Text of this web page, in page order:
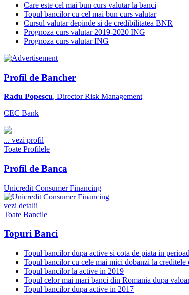
Care este cel mai bun curs valutar la banci
Topul bancilor cu cel mai bun curs valutar
Cursul valutar depinde si de credibilitatea BNR
Prognoza curs valutar 2019-2020 ING
Prognoza curs valutar ING
Profil de Bancher
Radu Popescu, Director Risk Management
CEC Bank
... vezi profil
Toate Profilele
Profil de Banca
Unicredit Consumer Financing
vezi detalii
Toate Bancile
Topuri Banci
Topul bancilor dupa active si cota de piata in
Topul bancilor cu cele mai mici dobanzi la creditele
Topul bancilor la active in 2019
Topul celor mai mari banci din Romania dupa
Topul bancilor dupa active in 2017